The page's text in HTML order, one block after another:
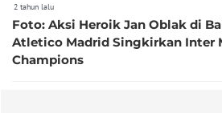
2 tahun lalu
Foto: Aksi Heroik Jan Oblak di
Atletico Madrid Singkirkan Inter
Champions